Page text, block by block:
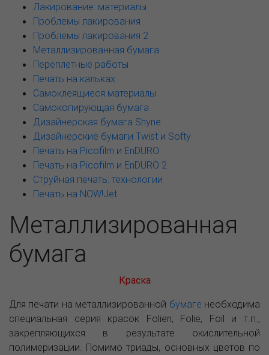
Лакирование: материалы
Проблемы лакирования
Проблемы лакирования 2
Металлизированная бумага
Переплетные работы
Печать на кальках
Самоклеящиеся материалы
Самокопирующая бумага
Дизайнерская бумага Shyne
Дизайнерские бумаги Twist и Softy
Печать на Picofilm и EnDURO
Печать на Picofilm и EnDURO 2
Cтруйная печать: технологии
Печать на NOW!Jet
Металлизированная
бумага
Краска
Для печати на металлизированной бумаге необходима
специальная серия красок Folien, Folie, Foil и т.п.,
закрепляющихся в результате окислительной
полимеризации. Помимо триады, основных цветов по